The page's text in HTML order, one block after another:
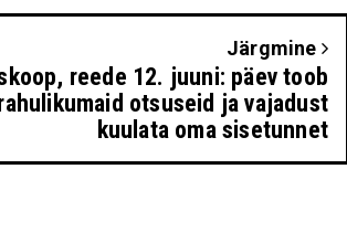
Järgmine
reede 12. juuni: päev toob
otsuseid ja vajadust
kuulata oma sisetunnet